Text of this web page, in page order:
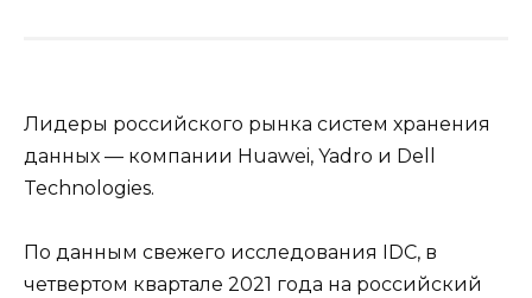
Лидеры российского рынка систем хранения
данных — компании Huawei, Yadro и Dell
Technologies.
По данным свежего исследования IDC, в
четвертом квартале 2021 года на российский